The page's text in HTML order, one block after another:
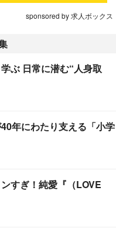
sponsored by 求人ボックス
ぶ 日常に潜む“人身取
年にわたり支える「小学
すぎ！純愛『（LOVE